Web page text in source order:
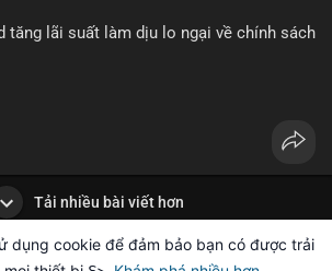
dụng cookie để đảm bảo bạn có được trải
tăng lãi suất làm dịu lo ngại về chính sách
Tải nhiều bài viết hơn